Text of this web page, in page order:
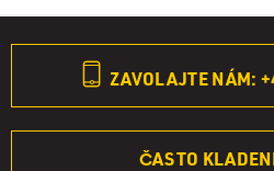
ZAVOLAJTE NÁM:
ČASTO